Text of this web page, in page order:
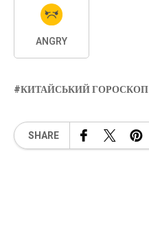
ANGRY
КИТАЙСЬКИЙ ГОРОСКОП
SHARE